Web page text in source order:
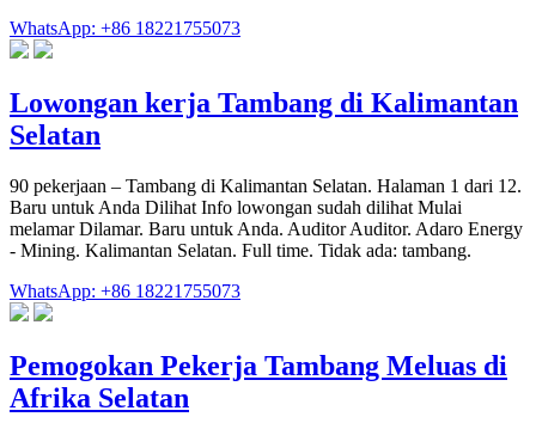
WhatsApp: +86 18221755073
Lowongan kerja Tambang di Kalimantan
Selatan
90 pekerjaan – Tambang di Kalimantan Selatan. Halaman 1 dari 12.
Baru untuk Anda Dilihat Info lowongan sudah dilihat Mulai
melamar Dilamar. Baru untuk Anda. Auditor Auditor. Adaro Energy
- Mining. Kalimantan Selatan. Full time. Tidak ada: tambang.
WhatsApp: +86 18221755073
Pemogokan Pekerja Tambang Meluas di
Afrika Selatan